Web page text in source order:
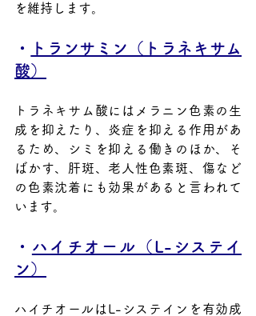
を維持します。
・
トランサミン（トラネキサム
酸）
トラネキサム酸にはメラニン色素の生
成を抑えたり、炎症を抑える作用があ
るため、シミを抑える働きのほか、そ
ばかす、肝斑、老人性色素斑、傷など
の色素沈着にも効果があると言われて
います。
・ ハイチオール（L-システイ
ン）
ハイチオールはL-システインを有効成